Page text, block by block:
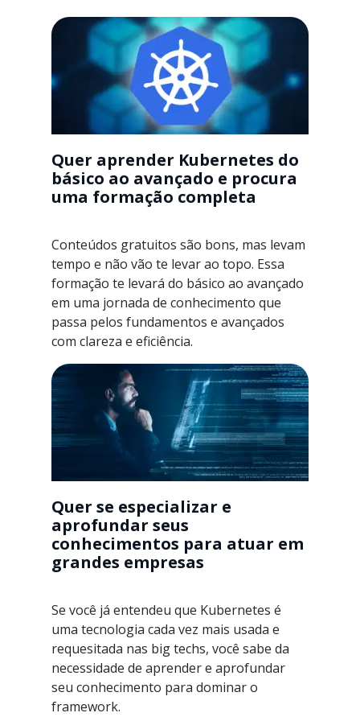
Quer aprender Kubernetes do
básico ao avançado e procura
uma formação completa
Conteúdos gratuitos são bons, mas levam
tempo e não vão te levar ao topo. Essa
formação te levará do básico ao avançado
em uma jornada de conhecimento que
passa pelos fundamentos e avançados
com clareza e eficiência.
Quer se especializar e
aprofundar seus
conhecimentos para atuar em
grandes empresas
Se você já entendeu que Kubernetes é
uma tecnologia cada vez mais usada e
requesitada nas big techs, você sabe da
necessidade de aprender e aprofundar
seu conhecimento para dominar o
framework.